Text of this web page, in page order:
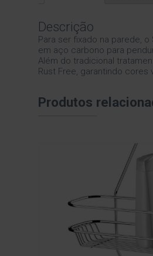
Descrição
Para ser fixado na parede,
em aço carbono para
Além do tradicional
Rust Free, garantindo cores
Produtos